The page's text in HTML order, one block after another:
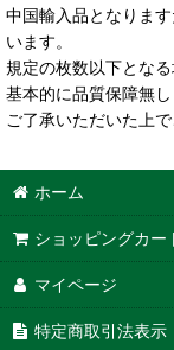
中国輸入品となりま
います。
規定の枚数以下となる
基本的に品質保障無し
ご了承いただいた上
ホーム
ショッピングカー
マイページ
特定商取引法表示